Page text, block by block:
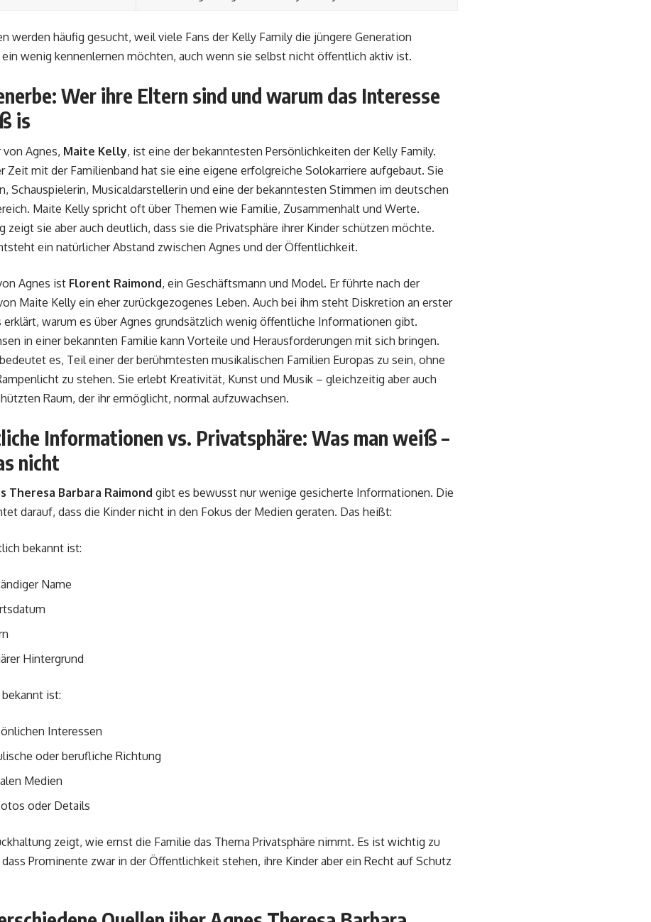
werden häufig gesucht, weil viele Fans der Kelly Family die jüngere Generation
wenig kennenlernen möchten, auch wenn sie selbst nicht öffentlich aktiv ist.
Wer ihre Eltern sind und warum das Interesse
is
Agnes, Maite Kelly, ist eine der bekanntesten Persönlichkeiten der Kelly Family.
Zeit mit der Familienband hat sie eine eigene erfolgreiche Solokarriere aufgebaut. Sie
Schauspielerin, Musicaldarstellerin und eine der bekanntesten Stimmen im deutschen
Maite Kelly spricht oft über Themen wie Familie, Zusammenhalt und Werte.
zeigt sie aber auch deutlich, dass sie die Privatsphäre ihrer Kinder schützen möchte.
ein natürlicher Abstand zwischen Agnes und der Öffentlichkeit.
Agnes ist Florent Raimond, ein Geschäftsmann und Model. Er führte nach der
Maite Kelly ein eher zurückgezogenes Leben. Auch bei ihm steht Diskretion an erster
erklärt, warum es über Agnes grundsätzlich wenig öffentliche Informationen gibt.
in einer bekannten Familie kann Vorteile und Herausforderungen mit sich bringen.
es, Teil einer der berühmtesten musikalischen Familien Europas zu sein, ohne
zu stehen. Sie erlebt Kreativität, Kunst und Musik – gleichzeitig aber auch
Raum, der ihr ermöglicht, normal aufzuwachsen.
Informationen vs. Privatsphäre: Was man weiß –
nicht
Theresa Barbara Raimond gibt es bewusst nur wenige gesicherte Informationen. Die
darauf, dass die Kinder nicht in den Fokus der Medien geraten. Das heißt:
bekannt ist:
Name
Hintergrund
bekannt ist:
Interessen
oder berufliche Richtung
Medien
oder Details
zeigt, wie ernst die Familie das Thema Privatsphäre nimmt. Es ist wichtig zu
Prominente zwar in der Öffentlichkeit stehen, ihre Kinder aber ein Recht auf Schutz